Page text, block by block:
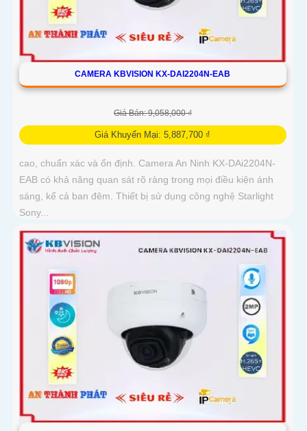
CAMERA KBVISION KX-DAI2204N-EAB
Giá Bán: 9,058,000 ₫
Giá Khuyến Mại: 5,887,700 ₫
cao, chuẩn xác và ổn định. Camera An Ninh KX-DAi2204N-
EAB có khả năng quan sát rõ ràng trong mọi điều kiện ánh
sáng, kể cả ban đêm. Thiết bị sử dụng công nghệ Starlight
Sony...